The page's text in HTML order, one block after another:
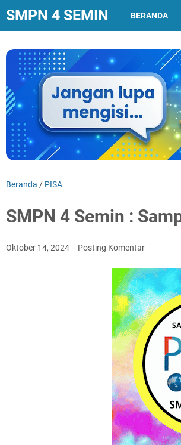
SMPN 4 SEMIN BERANDA
Beranda / PISA
SMPN 4 Semin :
Oktober 14, 2024 Posting Komentar